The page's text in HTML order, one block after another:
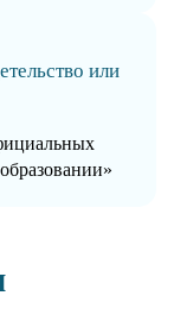
или